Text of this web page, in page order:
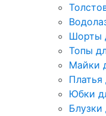
Шорты
Топы
Майки
Платья
Юбки
Блузки